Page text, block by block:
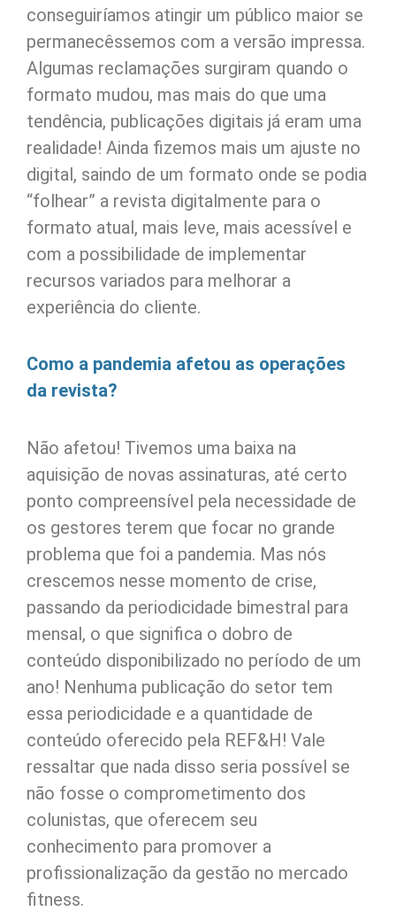
conseguiríamos atingir um público maior se
permanecêssemos com a versão impressa.
Algumas reclamações surgiram quando o
formato mudou, mas mais do que uma
tendência, publicações digitais já eram uma
realidade! Ainda fizemos mais um ajuste no
digital, saindo de um formato onde se podia
“folhear” a revista digitalmente para o
formato atual, mais leve, mais acessível e
com a possibilidade de implementar
recursos variados para melhorar a
experiência do cliente.
Como a pandemia afetou as operações
da revista?
Não afetou! Tivemos uma baixa na
aquisição de novas assinaturas, até certo
ponto compreensível pela necessidade de
os gestores terem que focar no grande
problema que foi a pandemia. Mas nós
crescemos nesse momento de crise,
passando da periodicidade bimestral para
mensal, o que significa o dobro de
conteúdo disponibilizado no período de um
ano! Nenhuma publicação do setor tem
essa periodicidade e a quantidade de
conteúdo oferecido pela REF&H! Vale
ressaltar que nada disso seria possível se
não fosse o comprometimento dos
colunistas, que oferecem seu
conhecimento para promover a
profissionalização da gestão no mercado
fitness.